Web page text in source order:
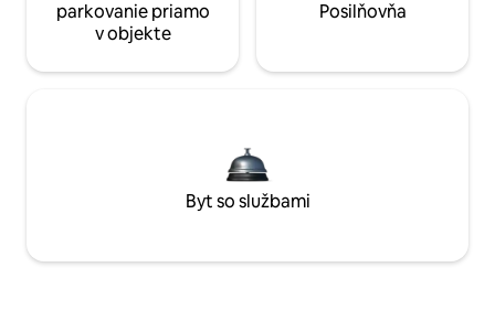
parkovanie priamo
v objekte
Posilňovňa
Byt so službami